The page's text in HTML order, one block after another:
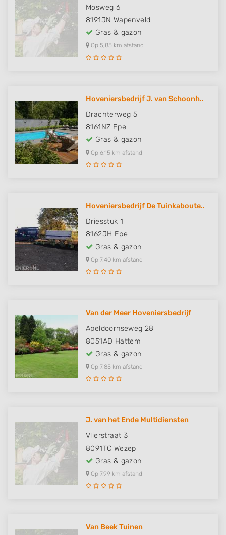
Mosweg 6
8191JN Wapenveld
Gras & gazon
Op 5,85 km afstand
Hoveniersbedrijf J. van Schoonh..
Drachterweg 5
8161NZ Epe
Gras & gazon
Op 6,15 km afstand
Hoveniersbedrijf De Tuinkaboute..
Driesstuk 1
8162JH Epe
Gras & gazon
Op 7,40 km afstand
Van der Meer Hoveniersbedrijf
Apeldoornseweg 28
8051AD Hattem
Gras & gazon
Op 7,85 km afstand
J. van het Ende Multidiensten
Vlierstraat 3
8091TC Wezep
Gras & gazon
Op 7,99 km afstand
Van Beek Tuinen